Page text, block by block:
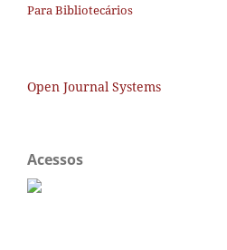
Para Bibliotecários
Open Journal Systems
Acessos